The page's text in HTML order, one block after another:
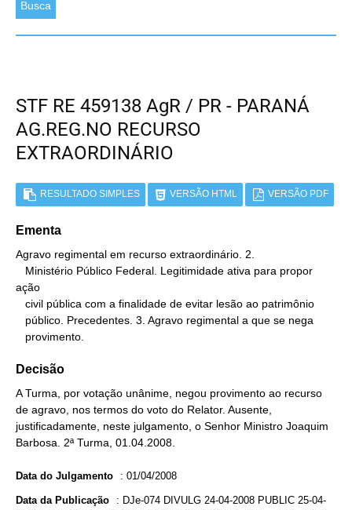
Busca
STF RE 459138 AgR / PR - PARANÁ
AG.REG.NO RECURSO
EXTRAORDINÁRIO
RESULTADO SIMPLES VERSÃO HTML VERSÃO PDF
Ementa
Agravo regimental em recurso extraordinário. 2.
ação
   provimento.
Decisão
A Turma, por votação unânime, negou provimento ao recurso
de agravo, nos termos do voto do Relator. Ausente,
justificadamente, neste julgamento, o Senhor Ministro Joaquim
Barbosa. 2ª Turma, 01.04.2008.
Data do Julgamento : 01/04/2008
Data da Publicação : DJe-074 DIVULG 24-04-2008 PUBLIC 25-04-